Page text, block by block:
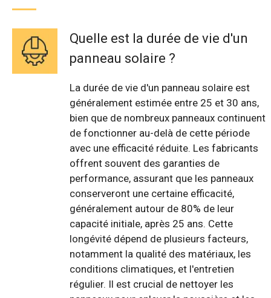
Quelle est la durée de vie d'un
panneau solaire ?
La durée de vie d'un panneau solaire est
généralement estimée entre 25 et 30 ans,
bien que de nombreux panneaux continuent
de fonctionner au-delà de cette période
avec une efficacité réduite. Les fabricants
offrent souvent des garanties de
performance, assurant que les panneaux
conserveront une certaine efficacité,
généralement autour de 80% de leur
capacité initiale, après 25 ans. Cette
longévité dépend de plusieurs facteurs,
notamment la qualité des matériaux, les
conditions climatiques, et l'entretien
régulier. Il est crucial de nettoyer les